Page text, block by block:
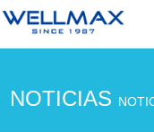
NOTICIAS